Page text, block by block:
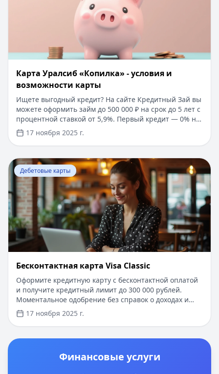
Карта Уралсиб «Копилка» - условия и
возможности карты
Ищете выгодный кредит? На сайте Кредитный Зай вы
можете оформить займ до 500 000 ₽ на срок до 5 лет с
процентной ставкой от 5,9%. Первый кредит — 0% на
30 дней. Одобрение за 5 минут без справок и
поручителей. Выбирайте лучшее предложение и
экономьте время!
17 ноября 2025 г.
Перейти к статье:Бесконтактная карта Visa Classic
Дебетовые карты
Бесконтактная карта Visa Classic
Оформите кредитную карту с бесконтактной оплатой
и получите кредитный лимит до 300 000 рублей.
Моментальное одобрение без справок о доходах и
поручителей. Для новых клиентов - беспроцентный
период до 100 дней на покупки и снятие наличных.
Простое оформление онлайн с доставкой на дом в
течение 2-3 рабочих дней. Минимальный пакет
17 ноября 2025 г.
Финансовые услуги